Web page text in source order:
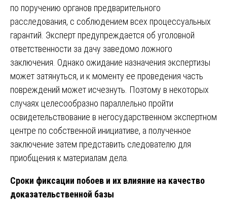
по поручению органов предварительного
расследования, с соблюдением всех процессуальных
гарантий. Эксперт предупреждается об уголовной
ответственности за дачу заведомо ложного
заключения. Однако ожидание назначения экспертизы
может затянуться, и к моменту ее проведения часть
повреждений может исчезнуть. Поэтому в некоторых
случаях целесообразно параллельно пройти
освидетельствование в негосударственном экспертном
центре по собственной инициативе, а полученное
заключение затем представить следователю для
приобщения к материалам дела.
Сроки фиксации побоев и их влияние на качество
доказательственной базы